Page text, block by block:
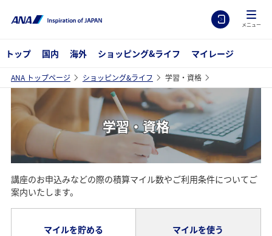
メニュー
トップ 国内 海外 ショッピング&ライフ マイレージ
ANA トップページ ショッピング&ライフ 学習・資格
学習・資格
講座のお申込みなどの際の積算マイル数やご利用条件についてご
案内いたします。
マイルを貯める マイルを使う